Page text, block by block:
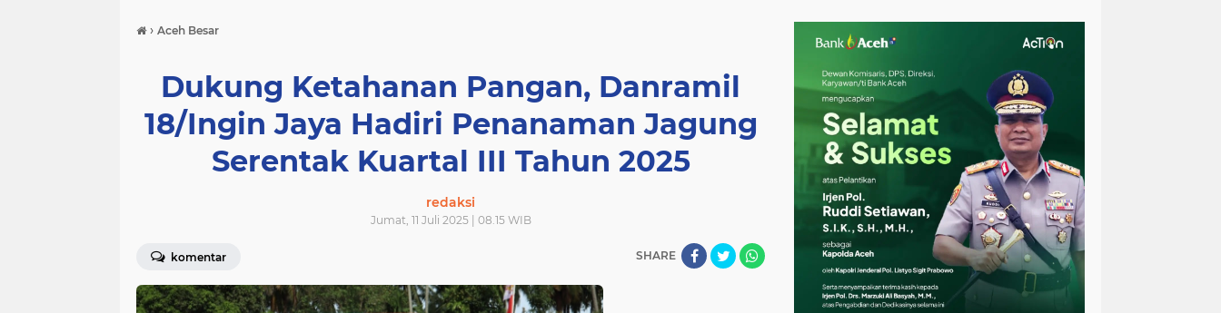
› Aceh Besar
Dukung Ketahanan Pangan, Danramil
18/Ingin Jaya Hadiri Penanaman Jagung
Serentak Kuartal III Tahun 2025
redaksi
Jumat, 11 Juli 2025 | 08.15 WIB
komentar SHARE